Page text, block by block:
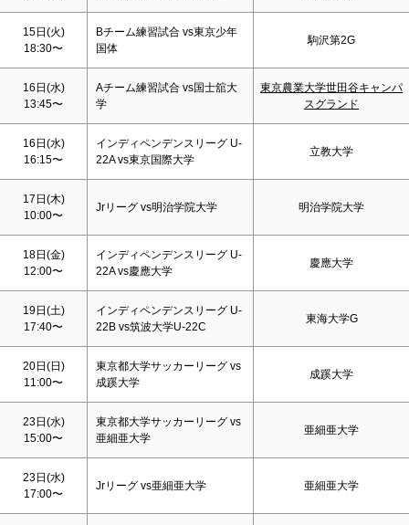
15日(火)
18:30〜
Bチーム練習試合 vs東京少年
国体
駒沢第2G
16日(水)
13:45〜
Aチーム練習試合 vs国士舘大
学
東京農業大学世田谷キャンパ
スグランド
16日(水)
16:15〜
インディペンデンスリーグ U-
22A vs東京国際大学
立教大学
17日(木)
10:00〜
Jrリーグ vs明治学院大学 明治学院大学
18日(金)
12:00〜
インディペンデンスリーグ U-
22A vs慶應大学
慶應大学
19日(土)
17:40〜
インディペンデンスリーグ U-
22B vs筑波大学U-22C
東海大学G
20日(日)
11:00〜
東京都大学サッカーリーグ vs
成蹊大学
成蹊大学
23日(水)
15:00〜
東京都大学サッカーリーグ vs
亜細亜大学
亜細亜大学
23日(水)
17:00〜
Jrリーグ vs亜細亜大学 亜細亜大学